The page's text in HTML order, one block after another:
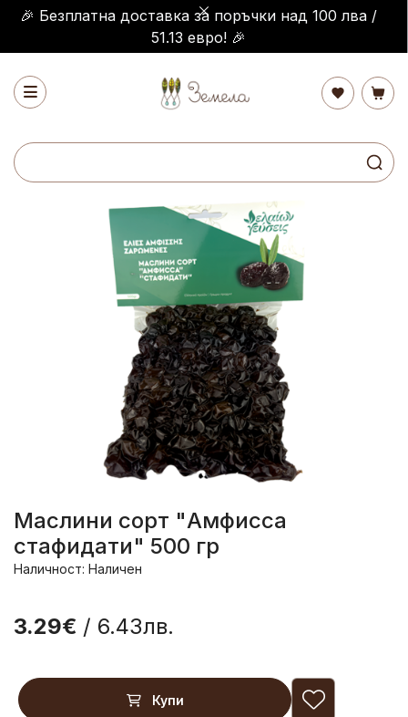
🎉 Безплатна доставка за поръчки над 100 лва /
51.13 евро! 🎉
Маслини сорт "Амфисса
стафидати" 500 гр
Наличност: Наличен
3.29€ / 6.43лв.
Купи